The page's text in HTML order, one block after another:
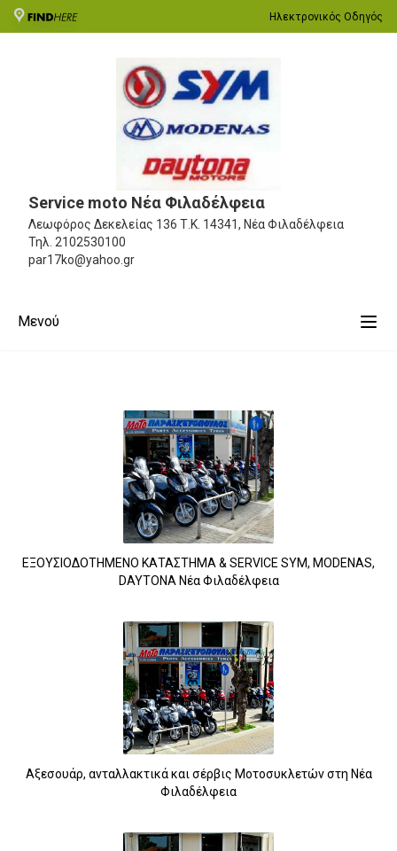
Ηλεκτρονικός Οδηγός
Service moto Νέα Φιλαδέλφεια
Λεωφόρος Δεκελείας 136 Τ.Κ. 14341, Νέα Φιλαδέλφεια
Τηλ. 2102530100
par17ko@yahoo.gr
Μενού
ΕΞΟΥΣΙΟΔΟΤΗΜΕΝΟ ΚΑΤΑΣΤΗΜΑ & SERVICE SYM, MODENAS,
DAYTONA Νέα Φιλαδέλφεια
Αξεσουάρ, ανταλλακτικά και σέρβις Μοτοσυκλετών στη Νέα
Φιλαδέλφεια